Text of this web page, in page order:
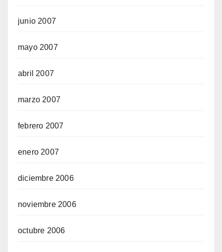
junio 2007
mayo 2007
abril 2007
marzo 2007
febrero 2007
enero 2007
diciembre 2006
noviembre 2006
octubre 2006